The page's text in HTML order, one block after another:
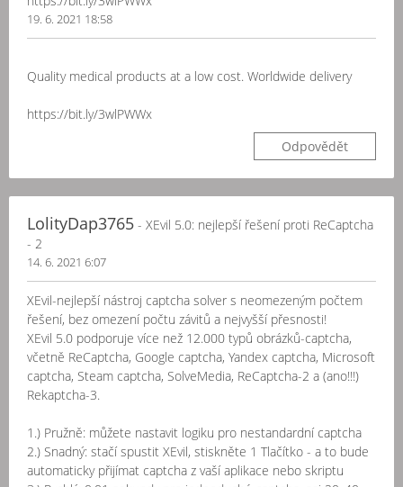
19. 6. 2021 18:58
Quality medical products at a low cost. Worldwide delivery
https://bit.ly/3wlPWWx
Odpovědět
LolityDap3765 - XEvil 5.0: nejlepší řešení proti ReCaptcha
- 2
14. 6. 2021 6:07
XEvil-nejlepší nástroj captcha solver s neomezeným počtem
řešení, bez omezení počtu závitů a nejvyšší přesnosti!
XEvil 5.0 podporuje více než 12.000 typů obrázků-captcha,
včetně ReCaptcha, Google captcha, Yandex captcha, Microsoft
captcha, Steam captcha, SolveMedia, ReCaptcha-2 a (ano!!!)
Rekaptcha-3.
1.) Pružně: můžete nastavit logiku pro nestandardní captcha
2.) Snadný: stačí spustit XEvil, stiskněte 1 Tlačítko - a to bude
automaticky přijímat captcha z vaší aplikace nebo skriptu